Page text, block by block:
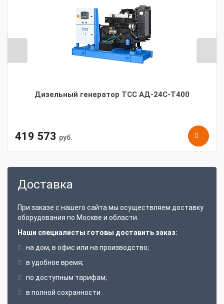
Дизельный генератор ТСС АД-24С-Т400
419 573 руб.
Доставка
При заказе с нашего сайта мы осуществляем доставку
оборудования по Москве и области.
Наши специалисты готовы доставить заказ:
на дом, в офис или на производство;
в удобное время;
по доступным тарифам;
в полной сохранности.